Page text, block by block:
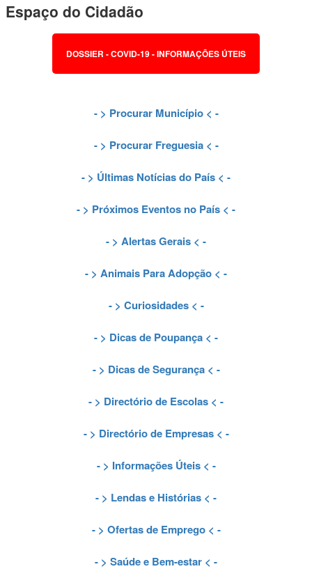
Espaço do Cidadão
DOSSIER - COVID-19 - INFORMAÇÕES ÚTEIS
- > Procurar Município< -
- > Procurar Freguesia< -
- > Últimas Notícias do País < -
- > Próximos Eventos no País < -
- > Alertas Gerais < -
- > Animais Para Adopção < -
- > Curiosidades< -
- > Dicas de Poupança < -
- > Dicas de Segurança< -
- > Directório de Escolas < -
- > Directório de Empresas< -
- > Informações Úteis< -
- > Lendas e Histórias < -
- > Ofertas de Emprego< -
- > Saúde e Bem-estar < -